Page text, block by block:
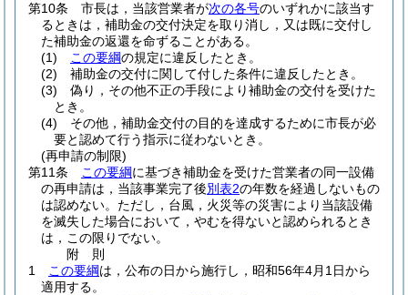
第10条
市長は，当該営業者が次の各号のいずれかに該当す
るときは，補助金の交付決定を取り消し，又は既に交付し
た補助金の返還を命ずることがある。
(1)
この要綱の規定に違反したとき。
(2)
補助金の交付に関して付した条件に違反したとき。
(3)
偽り，その他不正の手段により補助金の交付を受けた
とき。
(4)
その他，補助金交付の目的を達成するために市長が必
要と認めて行う指示に従わないとき。
(再申請の制限)
第11条
この要綱に基づき補助金を受けた営業者の同一設備
の再申請は，当該事業完了後別表2の年数を経過しないもの
は認めない。 ただし，台風，火災等の災害により当該設備
を滅失した場合において，やむを得ないと認められるとき
は，この限りでない。
附 則
1
この要綱は，公布の日から施行し，昭和56年4月1日から
適用する。